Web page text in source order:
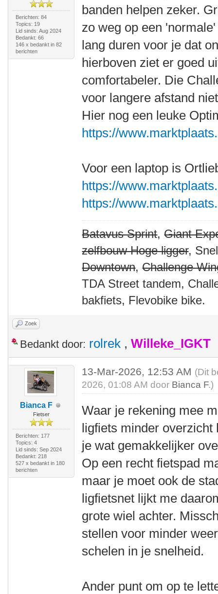
Berichten: 84
Topics: 19
Lid sinds: Aug 2024
Bedankt: 66
146 x bedankt in 82
berichten
banden helpen zeker.
zo weg op een
lang duren voor je dat
hierboven ziet er goed
comfortabeler. Die
voor langere afstand
Hier nog een leuke
https://
Voor een laptop is
https://
https://
Batavus Sprint,Giant
zelfbouw Hoge ligger,
Downtown,Challenge
TDA Street tandem,
bakfiets, Flevobike bike.
Zoek
Bedankt door: rolrek , Willeke_IGKT
Bianca F
Fietser
Berichten: 177
Topics: 4
Lid sinds: Sep 2024
Bedankt: 218
527 x bedankt in 180
berichten
13-Mar-2026, 12:53 AM (Dit
2026, 01:08 AM door Bianca F.)
Waar je rekening mee
ligfiets minder overzicht
je wat gemakkelijker
Op een recht fietspad
maar je moet ook de
ligfietsnet lijkt me
grote wiel achter.
stellen voor minder
schelen in je snelheid.
Ander punt om op te